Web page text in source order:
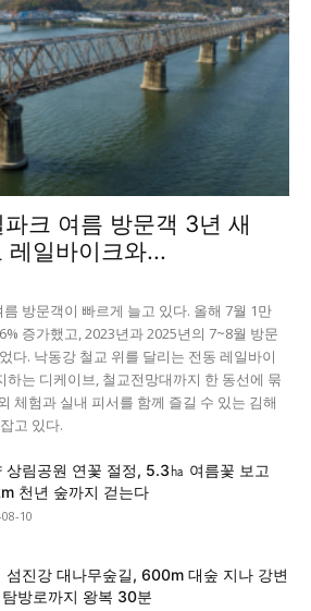
크 여름 방문객 3년 새
레일바이크와...
방문객이 빠르게 늘고 있다. 올해 7월 1만
증가했고, 2023년과 2025년의 7~8월 방문
다. 낙동강 철교 위를 달리는 전동 레일바이
하는 디케이브, 철교전망대까지 한 동선에 묶
체험과 실내 피서를 함께 즐길 수 있는 김해
고 있다.
상림공원 연꽃 절정, 5.3㏊ 여름꽃 보고
천년 숲까지 걷는다
10
섬진강 대나무숲길, 600m 대숲 지나 강변
방로까지 왕복 30분